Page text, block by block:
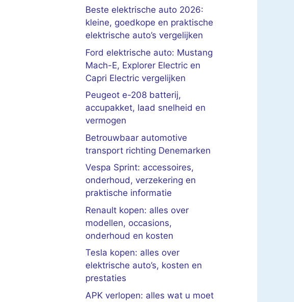
Beste elektrische auto 2026:
kleine, goedkope en praktische
elektrische auto’s vergelijken
Ford elektrische auto: Mustang
Mach-E, Explorer Electric en
Capri Electric vergelijken
Peugeot e-208 batterij,
accupakket, laad snelheid en
vermogen
Betrouwbaar automotive
transport richting Denemarken
Vespa Sprint: accessoires,
onderhoud, verzekering en
praktische informatie
Renault kopen: alles over
modellen, occasions,
onderhoud en kosten
Tesla kopen: alles over
elektrische auto’s, kosten en
prestaties
APK verlopen: alles wat u moet